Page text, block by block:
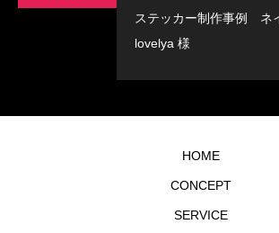
ステッカー制作事例 ネ
lovelya 様
HOME
CONCEPT
SERVICE